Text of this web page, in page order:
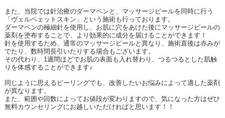
また、当院では針治療のダーマペンと、マッサージピールを同時に行う
「ヴェルベェットスキン」という施術も行っております。
ダーマペンの極細針を使用し、お肌に穴をあけた後にマッサージピールの
薬剤を塗布することで、より効果的に成分を届けることができます！
針を使用するため、通常のマッサージピールと異なり、施術直後は赤みが
でたり、数時間長引いたりする場合もございます。
その代わり、 1週間ほどでお肌の表面も入れ替わり、つるつるとした肌触
りを体感することができます♪
同じように思えるピーリングでも、改善したいお悩みによって適した薬剤
が異なります。
また、範囲や回数によってお値段が変わりますので、気になった方はぜひ
無料カウンセリングにお越しいただければと思います！！